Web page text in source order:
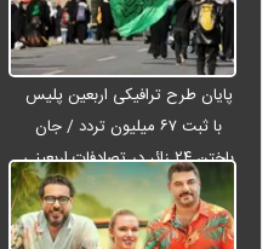
پایان طرح ترافیکی اربعین پلیس
با ثبت ۶۷ میلیون تردد / جان
باختن ۲۴ زائر در تصادفات اربعینی